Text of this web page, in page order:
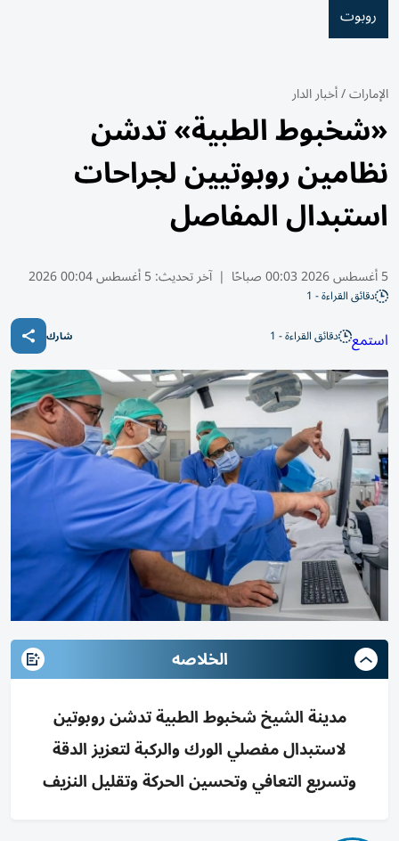
روبوت
الإمارات/أخبار الدار
«شخبوط الطبية» تدشن
نظامين روبوتيين لجراحات
استبدال المفاصل
5 أغسطس 2026 00:03 صباحًا | آخر تحديث:5 أغسطس 00:04 2026
دقائق القراءة - 1
استمع دقائق القراءة - 1 شارك
الخلاصه
مدينة الشيخ شخبوط الطبية تدشن روبوتين
لاستبدال مفصلي الورك والركبة لتعزيز الدقة
وتسريع التعافي وتحسين الحركة وتقليل النزيف